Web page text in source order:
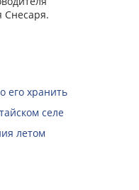
Снесаря.
его хранить
селе
летом